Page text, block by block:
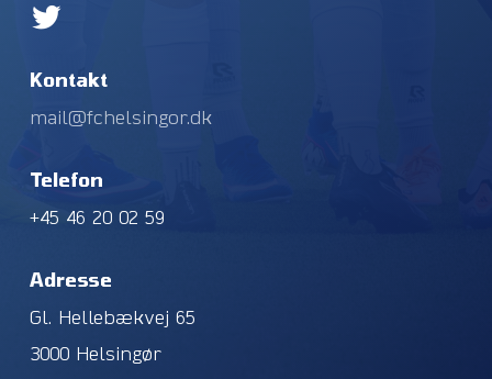
Kontakt
mail@fchelsingor.dk
Telefon
+45 46 20 02 59
Adresse
Gl. Hellebækvej 65
3000 Helsingør